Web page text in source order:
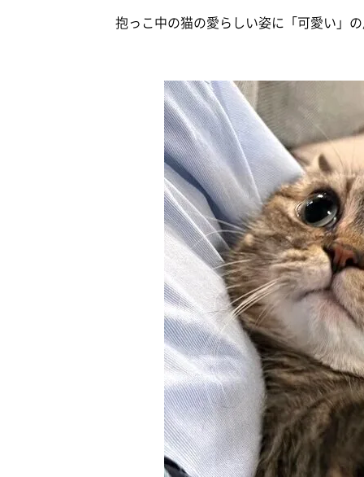
抱っこ中の猫の愛らしい姿に「可愛い」